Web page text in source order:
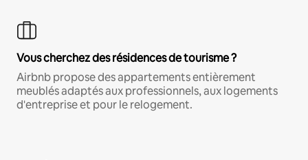
Vous cherchez des résidences de tourisme ?
Airbnb propose des appartements entièrement
meublés adaptés aux professionnels, aux logements
d'entreprise et pour le relogement.